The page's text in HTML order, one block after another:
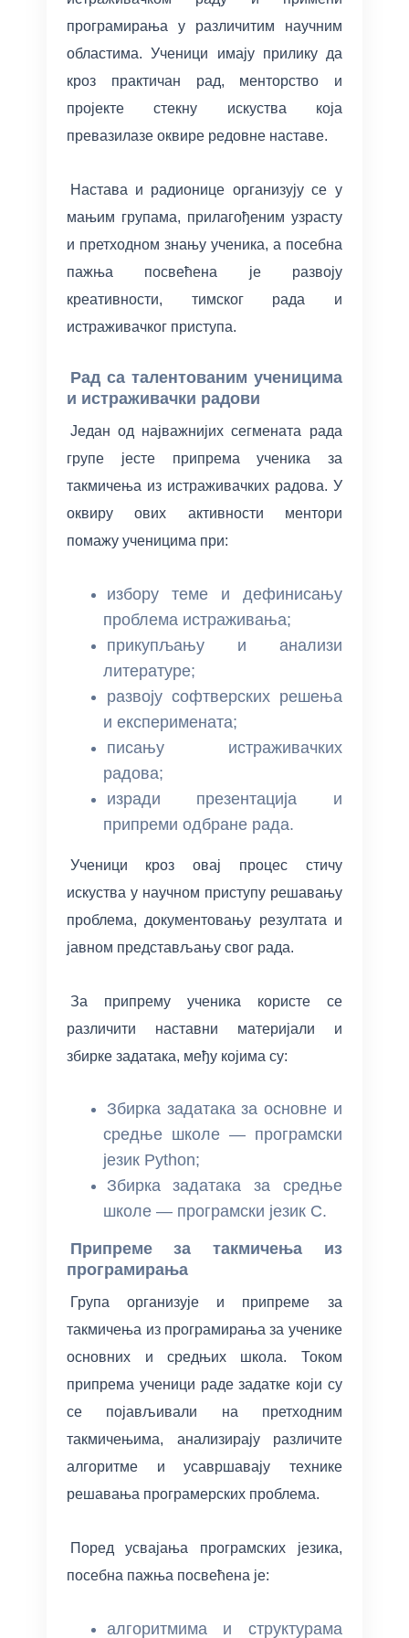
Основе Arduino програмирања
Мерење растојања помоћу ултразвучног сензора
Мерење температуре и влажности помоћу DHT11
Увод у примењену електронику
Вежбе са ESP32
Увод у ESP32
ESP32 платформе
Вежба: Управљање SG90 серво мотором помоћу
ESP32 платформе
MPU-9250 senzor pokreta i orijentacije sa ESP32 |
Вежба: Магнетометар MPU-9250 – Дигитални
компас са ESP32 и Processing-ом
Акцелерометар са MPU-9250 и ESP32 –
Гравитација, убрзање и нагиб
програмирања у различитим научним
областима. Ученици имају прилику да
кроз практичан рад, менторство и
пројекте стекну искуства која
превазилазе оквире редовне наставе.
Настава и радионице организују се у
мањим групама, прилагођеним узрасту
и претходном знању ученика, а посебна
пажња посвећена је развоју
креативности, тимског рада и
истраживачког приступа.
Рад са талентованим ученицима
и истраживачки радови
Један од најважнијих сегмената рада
групе јесте припрема ученика за
такмичења из истраживачких радова. У
оквиру ових активности ментори
помажу ученицима при:
избору теме и дефинисању
проблема истраживања;
прикупљању и анализи
литературе;
развоју софтверских решења
и експеримената;
писању истраживачких
радова;
изради презентација и
припреми одбране рада.
Ученици кроз овај процес стичу
искуства у научном приступу решавању
проблема, документовању резултата и
јавном представљању свог рада.
За припрему ученика користе се
различити наставни материјали и
збирке задатака, међу којима су:
Збирка задатака за основне и
средње школе — програмски
језик Python;
Збирка задатака за средње
школе — програмски језик C.
Припреме за такмичења из
програмирања
Група организује и припреме за
такмичења из програмирања за ученике
основних и средњих школа. Током
припрема ученици раде задатке који су
се појављивали на претходним
такмичењима, анализирају различите
алгоритме и усавршавају технике
решавања програмерских проблема.
Поред усвајања програмских језика,
посебна пажња посвећена је:
алгоритмима и структурама